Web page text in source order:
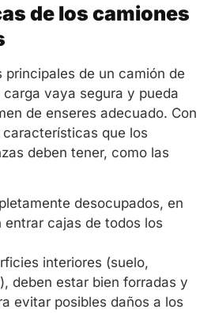
de los camiones
principales de un camión de
vaya segura y pueda
de enseres adecuado. Con
que los
deben tener, como las
desocupados, en
entrar cajas de todos los
interiores (suelo,
deben estar bien forradas y
evitar posibles daños a los